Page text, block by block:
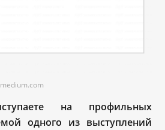
на профильных
одного из выступлений